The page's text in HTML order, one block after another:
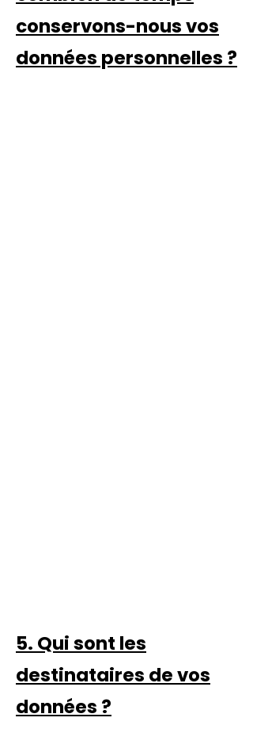
conservons-nous vos
données personnelles ?
5. Qui sont les
destinataires de vos
données ?